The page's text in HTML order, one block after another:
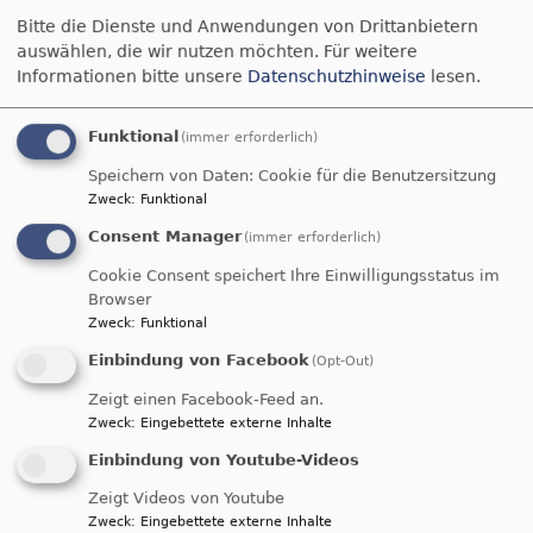
Küche, schraubte und erledigte alle anstehenden
handwerklichen Dinge mit großer Zuverlässigkeit.
Alles in Rücksichtnahme auf den
Als meine Kolleginnen und ich uns bei ihm
bedankten, erhielten wir als Antwort, dies sei für
auch immer geholfen. Er ist froh, dass es uns
gibt.
Dies sind die schönen Momente der KASA-Arbeit
– beidseitige Unterstützung und Dank. Herr X ist
ein Mann, den wir in Notlagen auch
unbürokratisch durch unseren Hilfsfond
unterstützen.“
Diese Erfahrungsbericht zeigt wie
unmittelbar und vielschichtig die Hilfe der
KASA ist.
Bitte die Dienste und Anwendungen von Drittanbietern
auswählen, die wir nutzen möchten. Für weitere
Informationen bitte unsere Datenschutzhinweise lesen.
Funktional (immer erforderlich)
Speichern von Daten: Cookie für die Benutzersitzung
Zweck: Funktional
Consent Manager (immer erforderlich)
Cookie Consent speichert Ihre Einwilligungsstatus im
Browser
Zweck: Funktional
Einbindung von Facebook (Opt-Out)
Zeigt einen Facebook-Feed an.
Zweck: Eingebettete externe Inhalte
Einbindung von Youtube-Videos
Zeigt Videos von Youtube
Zweck: Eingebettete externe Inhalte